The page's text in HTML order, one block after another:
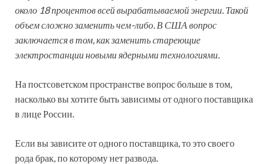
около 18 процентов всей вырабатываемой энергии. Такой
объем сложно заменить чем-либо. В США вопрос
заключается в том, как заменить стареющие
электростанции новыми ядерными технологиями.
На постсоветском пространстве вопрос больше в том,
насколько вы хотите быть зависимы от одного поставщика
в лице России.
Если вы зависите от одного поставщика, то это своего
рода брак, по которому нет развода.